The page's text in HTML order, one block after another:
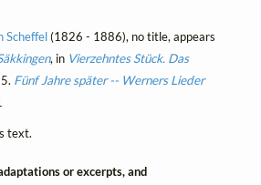
Scheffel(1826 - 1886), no title, appears
, in Vierzehntes Stück. Das
Fünf Jahre später -- Werners Lieder
text.
or excerpts, and